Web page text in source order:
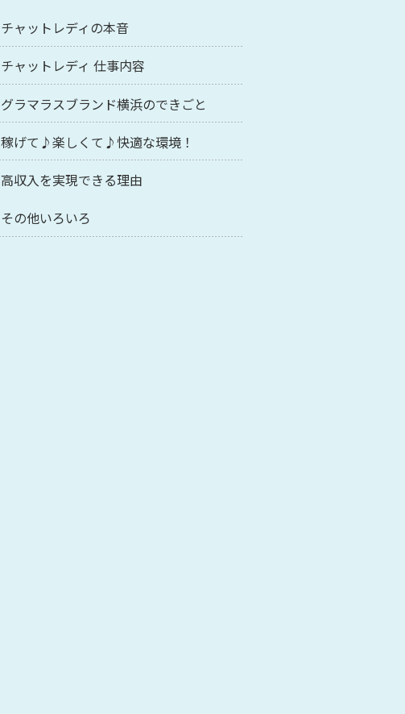
チャットレディの本音
チャットレディ 仕事内容
グラマラスブランド横浜のできごと
稼げて♪楽しくて♪快適な環境！
高収入を実現できる理由
その他いろいろ